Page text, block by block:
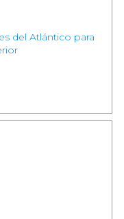
del Atlántico para